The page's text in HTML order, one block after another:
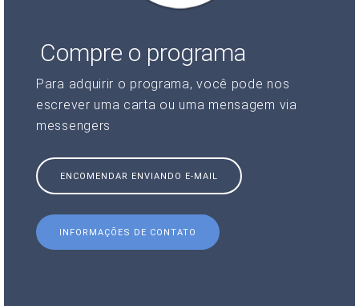
Compre o programa
Para adquirir o programa, você pode nos
escrever uma carta ou uma mensagem via
messengers
ENCOMENDAR ENVIANDO E-MAIL
INFORMAÇÕES DE CONTATO